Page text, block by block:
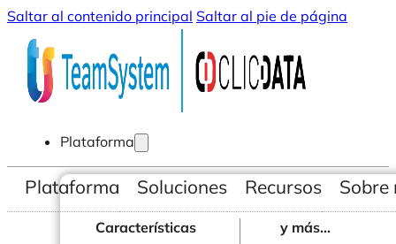
Saltar al contenido principal Saltar al pie de página
Plataforma
Características
y más...
Plataforma Soluciones Recursos Sobre